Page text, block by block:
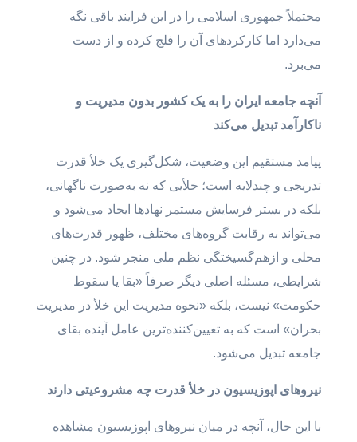
محتملاً جمهوری اسلامی را در این فرایند باقی نگه
می‌دارد اما کارکردهای آن را فلج کرده و از دست
می‌برد.
آنچه جامعه ایران را به یک کشور بدون مدیریت و
ناکارآمد تبدیل می‌کند
پیامد مستقیم این وضعیت، شکل‌گیری یک خلأ قدرت
تدریجی و چندلایه است؛ خلأیی که نه به‌صورت ناگهانی،
بلکه در بستر فرسایش مستمر نهادها ایجاد می‌شود و
می‌تواند به رقابت گروه‌های مختلف، ظهور قدرت‌های
محلی و ازهم‌گسیختگی نظم ملی منجر شود. در چنین
شرایطی، مسئله اصلی دیگر صرفاً «بقا یا سقوط
حکومت» نیست، بلکه «نحوه مدیریت این خلأ در مدیریت
بحران» است که به تعیین‌کننده‌ترین عامل آینده بقای
جامعه تبدیل می‌شود.
نیروهای اپوزیسیون در خلأ قدرت چه مشروعیتی دارند
با این حال، آنچه در میان نیروهای اپوزیسیون مشاهده